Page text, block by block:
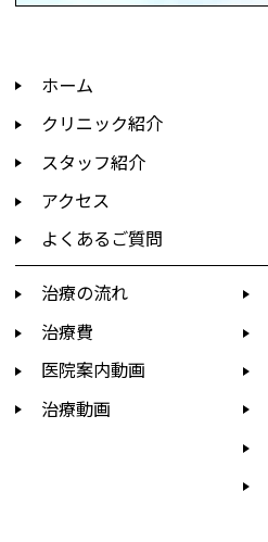
ホーム
クリニック紹介
スタッフ紹介
アクセス
よくあるご質問
治療の流れ
治療費
医院案内動画
治療動画